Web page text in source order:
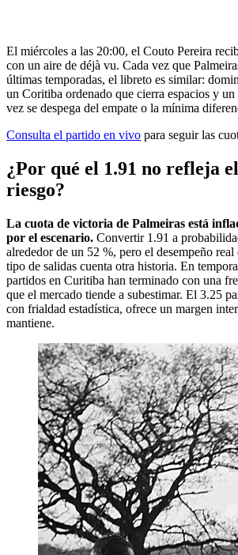
El miércoles a las 20:00, el Couto Pereira
con un aire de déjà vu. Cada vez que
últimas temporadas, el libreto es similar:
un Coritiba ordenado que cierra espacios y un
vez se despega del empate o la mínima
Consulta el partido en vivo para seguir las
¿Por qué el 1.91 no refleja
riesgo?
La cuota de victoria de Palmeiras está
por el escenario. Convertir 1.91 a
alrededor de un 52 %, pero el desempeño real
tipo de salidas cuenta otra historia. En
partidos en Curitiba han terminado con una
que el mercado tiende a subestimar. El 3.25
con frialdad estadística, ofrece un margen
mantiene.